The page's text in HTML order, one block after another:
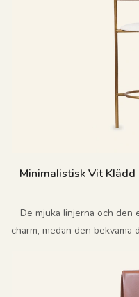
Minimalistisk Vit
De mjuka linjerna och
charm, medan den